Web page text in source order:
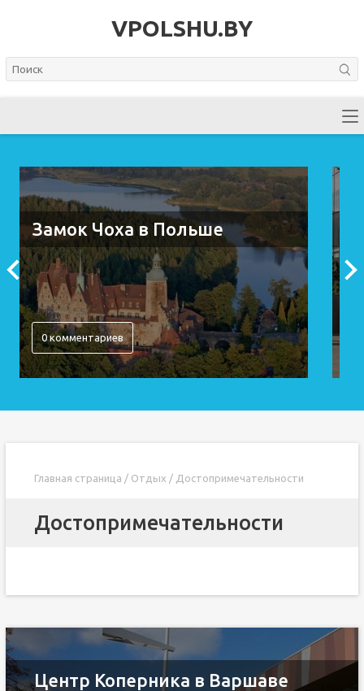
VPOLSHU.BY
Замок Чоха в Польше
0 комментариев
Главная страница / Отдых / Достопримечательности
Достопримечательности
Центр Коперника в Варшаве